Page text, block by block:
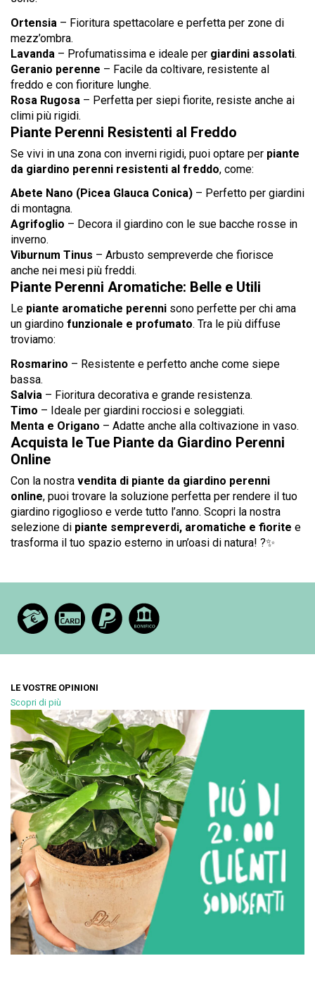
Ortensia – Fioritura spettacolare e perfetta per zone di
mezz’ombra.
Lavanda – Profumatissima e ideale per giardini assolati.
Geranio perenne – Facile da coltivare, resistente al
freddo e con fioriture lunghe.
Rosa Rugosa – Perfetta per siepi fiorite, resiste anche ai
climi più rigidi.
Piante Perenni Resistenti al Freddo
Se vivi in una zona con inverni rigidi, puoi optare per piante
da giardino perenni resistenti al freddo, come:
Abete Nano (Picea Glauca Conica) – Perfetto per giardini
di montagna.
Agrifoglio – Decora il giardino con le sue bacche rosse in
inverno.
Viburnum Tinus – Arbusto sempreverde che fiorisce
anche nei mesi più freddi.
Piante Perenni Aromatiche: Belle e Utili
Le piante aromatiche perenni sono perfette per chi ama
un giardino funzionale e profumato. Tra le più diffuse
troviamo:
Rosmarino – Resistente e perfetto anche come siepe
bassa.
Salvia – Fioritura decorativa e grande resistenza.
Timo – Ideale per giardini rocciosi e soleggiati.
Menta e Origano – Adatte anche alla coltivazione in vaso.
Acquista le Tue Piante da Giardino Perenni
Online
Con la nostra vendita di piante da giardino perenni
online, puoi trovare la soluzione perfetta per rendere il tuo
giardino rigoglioso e verde tutto l’anno. Scopri la nostra
selezione di piante sempreverdi, aromatiche e fiorite e
trasforma il tuo spazio esterno in un’oasi di natura! ?✨
LE VOSTRE OPINIONI
Scopri di più